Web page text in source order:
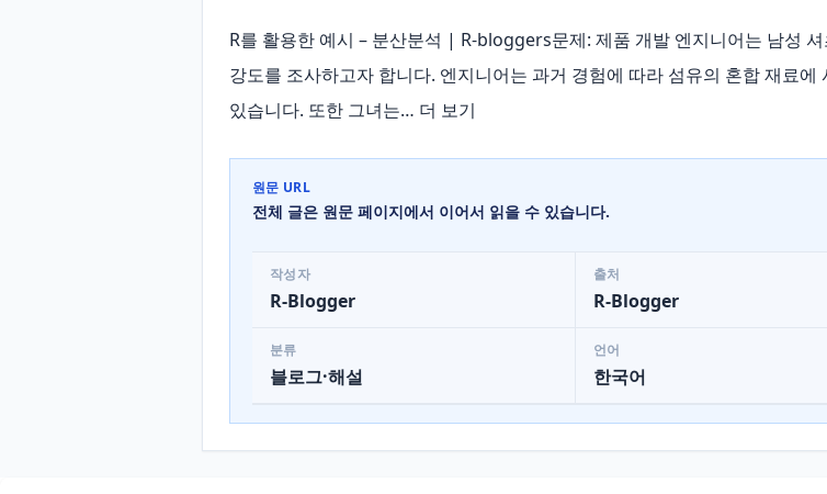
R를 활용한 예시 – 분산분석 | R-bloggers문제: 제품 개발 엔지니어는 남성
강도를 조사하고자 합니다. 엔지니어는 과거 경험에 따라 섬유의 혼합 재료
있습니다. 또한 그녀는… 더 보기
원문 URL
전체 글은 원문 페이지에서 이어서 읽을 수 있습니다.
작성자
R-Blogger
출처
R-Blogger
분류
블로그·해설
언어
한국어